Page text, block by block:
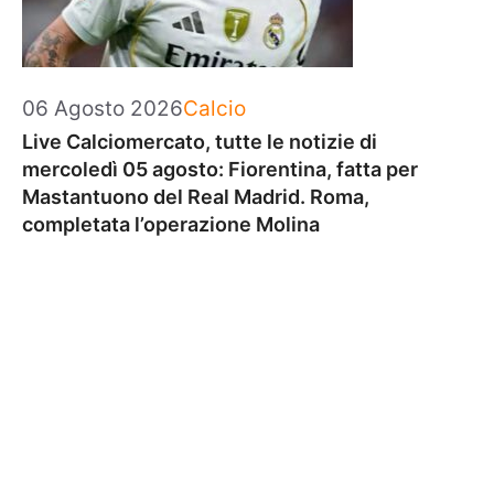
06 Agosto 2026Categorie
Calcio
Live Calciomercato, tutte le notizie di
mercoledì 05 agosto: Fiorentina, fatta per
Mastantuono del Real Madrid. Roma,
completata l’operazione Molina